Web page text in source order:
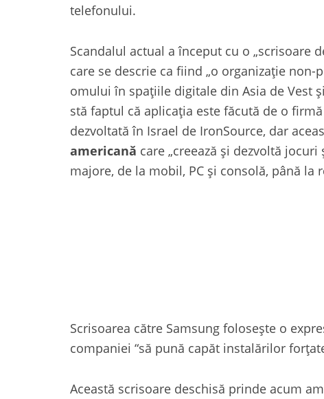
telefonului.
Scandalul actual a început cu o „scrisoare
care se descrie ca fiind „o organizație
omului în spațiile digitale din Asia de Vest
stă faptul că aplicația este făcută de o
dezvoltată în Israel de IronSource, dar
americană care „creează și dezvoltă
majore, de la mobil, PC și consolă, până la
Scrisoarea către Samsung folosește o
companiei “să pună capăt instalărilor
Această scrisoare deschisă prinde acum